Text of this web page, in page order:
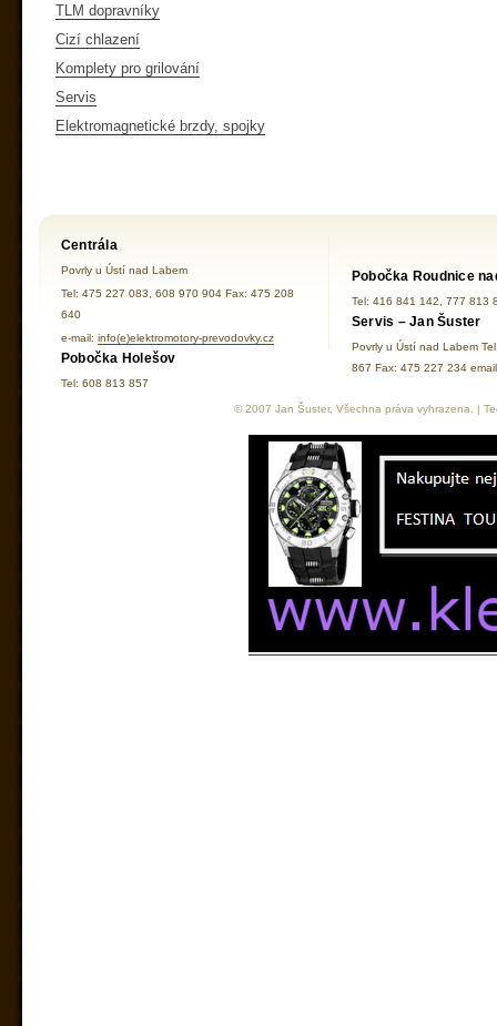
TLM dopravníky
Cizí chlazení
Komplety pro grilování
Servis
Elektromagnetické brzdy, spojky
Centrála
Povrly u Ústí nad Labem
Tel: 475 227 083, 608 970 904 Fax: 475 208
640
e-mail: info(e)elektromotory-prevodovky.cz
Pobočka Holešov
Tel: 608 813 857
Pobočka Roudnice
Tel: 416 841 142, 777 813
Servis – Jan Šuster
Povrly u Ústí nad Labem
867 Fax: 475 227 234
© 2007 Jan Šuster, Všechna práva vyhrazena. |